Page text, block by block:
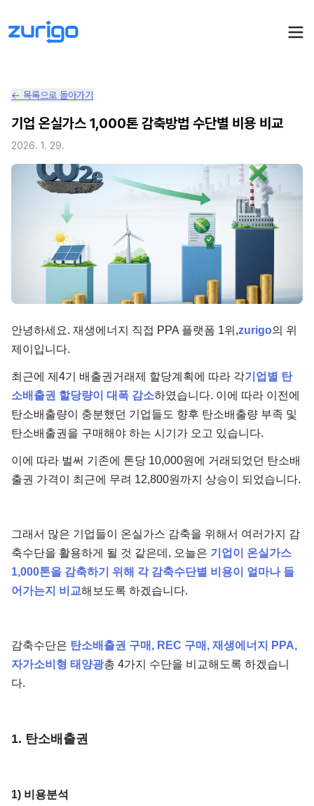
PPA 계약
수요기업 PPA 계산
발전소 PPA 계산
PPA 매칭
PPA 관리
PPA 모니터링
PPA 파트너스
전기요금 시뮬레이션 NEW
PPA 매뉴얼
PPA FAQ
AI 컨설턴트 UPDATED
인사이트
성공사례
에너지브리핑
단가
회사소개
← 목록으로 돌아가기
기업 온실가스 1,000톤 감축방법 수단별 비용 비교
2026. 1. 29.
안녕하세요. 재생에너지 직접 PPA 플랫폼 1위,zurigo의 위
제이입니다.
최근에 제4기 배출권거래제 할당계획에 따라 각기업별 탄
소배출권 할당량이 대폭 감소하였습니다. 이에 따라 이전에
탄소배출량이 충분했던 기업들도 향후 탄소배출량 부족 및
탄소배출권을 구매해야 하는 시기가 오고 있습니다.
이에 따라 벌써 기존에 톤당 10,000원에 거래되었던 탄소배
출권 가격이 최근에 무려 12,800원까지 상승이 되었습니다.
그래서 많은 기업들이 온실가스 감축을 위해서 여러가지 감
축수단을 활용하게 될 것 같은데, 오늘은 기업이 온실가스
1,000톤을 감축하기 위해 각 감축수단별 비용이 얼마나 들
어가는지 비교해보도록 하겠습니다.
감축수단은 탄소배출권 구매, REC 구매, 재생에너지 PPA,
자가소비형 태양광총 4가지 수단을 비교해도록 하겠습니
다.
1. 탄소배출권
1) 비용분석